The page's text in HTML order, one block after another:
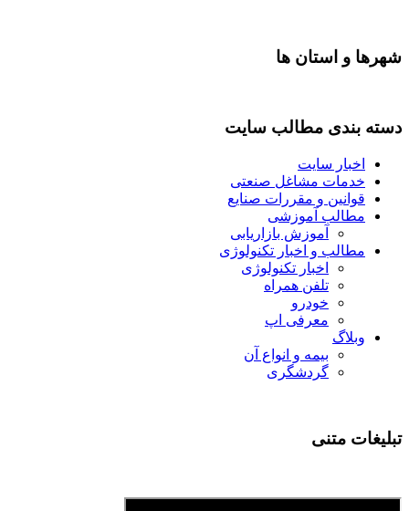
شهرها و استان ها
دسته بندی مطالب سایت
اخبار سایت
خدمات مشاغل صنعتی
قوانین و مقررات صنایع
مطالب آموزشی
آموزش بازاریابی
مطالب و اخبار تکنولوژی
اخبار تکنولوژی
تلفن همراه
خودرو
معرفی اپ
وبلاگ
بیمه و انواع آن
گردشگری
تبلیغات متنی